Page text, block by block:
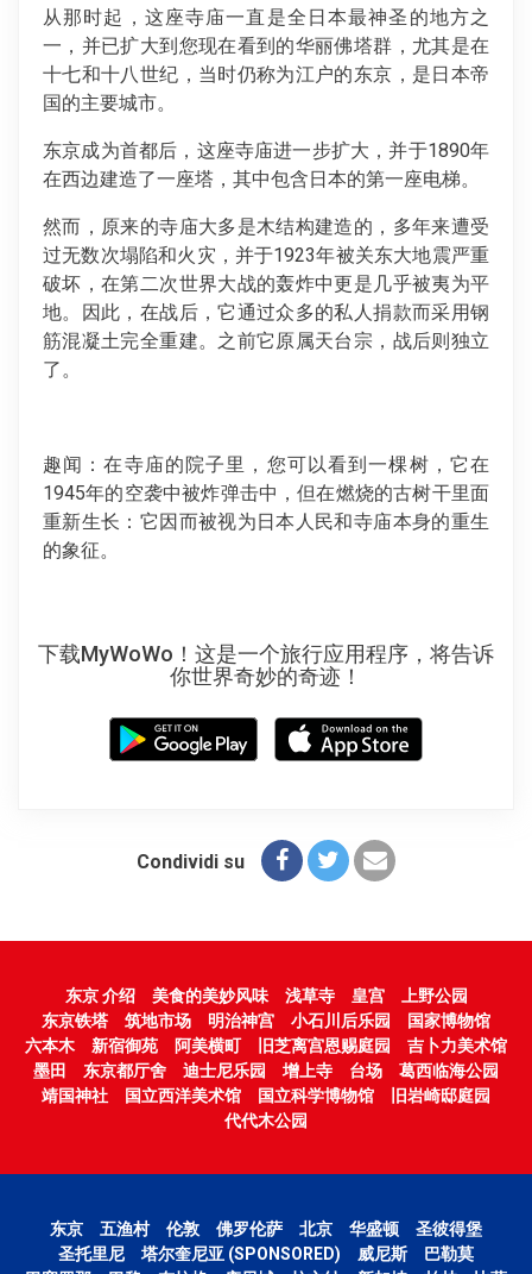
从那时起，这座寺庙一直是全日本最神圣的地方之
一，并已扩大到您现在看到的华丽佛塔群，尤其是在
十七和十八世纪，当时仍称为江户的东京，是日本帝
国的主要城市。
东京成为首都后，这座寺庙进一步扩大，并于1890年
在西边建造了一座塔，其中包含日本的第一座电梯。
然而，原来的寺庙大多是木结构建造的，多年来遭受
过无数次塌陷和火灾，并于1923年被关东大地震严重
破坏，在第二次世界大战的轰炸中更是几乎被夷为平
地。因此，在战后，它通过众多的私人捐款而采用钢
筋混凝土完全重建。之前它原属天台宗，战后则独立
了。
趣闻：在寺庙的院子里，您可以看到一棵树，它在
1945年的空袭中被炸弹击中，但在燃烧的古树干里面
重新生长：它因而被视为日本人民和寺庙本身的重生
的象征。
下载MyWoWo！这是一个旅行应用程序，将告诉
你世界奇妙的奇迹！
Condividi su
东京 介绍 美食的美妙风味 浅草寺 皇宫
上野公园
东京铁塔
筑地市场 明治神宫 小石川后乐园
国家博物馆
六本木
新宿御苑 阿美横町 旧芝离宫恩赐庭园
吉卜力美术馆
墨田
东京都厅舍 迪士尼乐园 增上寺 台场
葛西临海公园
靖国神社
国立西洋美术馆 国立科学博物馆
旧岩崎邸庭园
代代木公园
东京 五渔村 伦敦 佛罗伦萨 北京 华盛顿
圣彼得堡
圣托里尼
塔尔奎尼亚 (SPONSORED) 威尼斯
巴勒莫